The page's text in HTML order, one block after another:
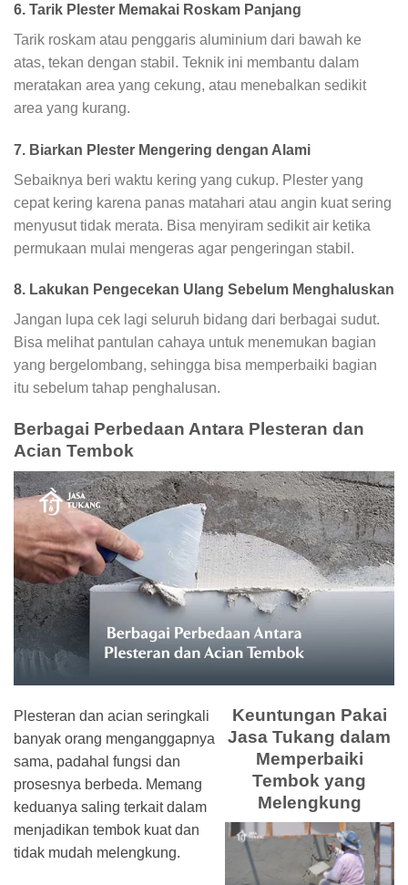
6. Tarik Plester Memakai Roskam Panjang
Tarik roskam atau penggaris aluminium dari bawah ke
atas, tekan dengan stabil. Teknik ini membantu dalam
meratakan area yang cekung, atau menebalkan sedikit
area yang kurang.
7. Biarkan Plester Mengering dengan Alami
Sebaiknya beri waktu kering yang cukup. Plester yang
cepat kering karena panas matahari atau angin kuat sering
menyusut tidak merata. Bisa menyiram sedikit air ketika
permukaan mulai mengeras agar pengeringan stabil.
8. Lakukan Pengecekan Ulang Sebelum Menghaluskan
Jangan lupa cek lagi seluruh bidang dari berbagai sudut.
Bisa melihat pantulan cahaya untuk menemukan bagian
yang bergelombang, sehingga bisa memperbaiki bagian
itu sebelum tahap penghalusan.
Berbagai Perbedaan Antara Plesteran dan
Acian Tembok
Plesteran dan acian seringkali
banyak orang menganggapnya
sama, padahal fungsi dan
prosesnya berbeda. Memang
keduanya saling terkait dalam
menjadikan tembok kuat dan
tidak mudah melengkung.
Keuntungan Pakai
Jasa Tukang dalam
Memperbaiki
Tembok yang
Melengkung